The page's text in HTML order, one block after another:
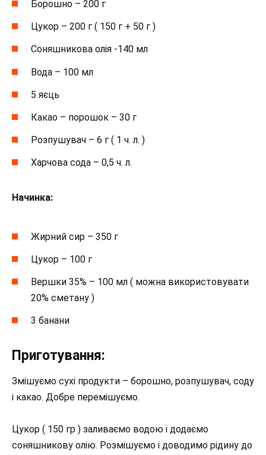
Борошно – 200 г
Цукор – 200 г ( 150 г + 50 г )
Соняшникова олія -140 мл
Вода – 100 мл
5 яєць
Какао – порошок – 30 г
Розпушувач – 6 г ( 1 ч. л. )
Харчова сода – 0,5 ч. л.
Начинка:
Жирний сир – 350 г
Цукор – 100 г
Вершки 35% – 100 мл ( можна використовувати
20% сметану )
3 банани
Приготування:
Змішуємо сухі продукти – борошно, розпушувач, соду
і какао. Добре перемішуємо.
Цукор ( 150 гр ) заливаємо водою і додаємо
соняшникову олію. Розмішуємо і доводимо рідину до